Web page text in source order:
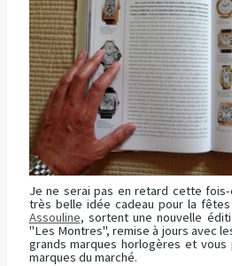
Je ne serai pas en retard cette
très belle idée cadeau pour la
Assouline, sortent une nouvelle
"Les Montres", remise à jours avec
grands marques horlogères et
marques du marché.